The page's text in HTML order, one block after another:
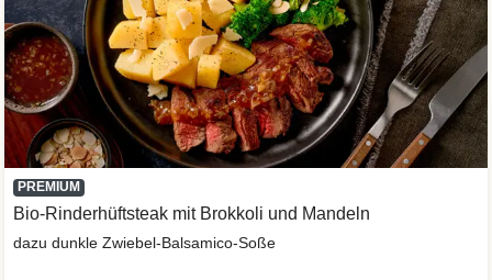
PREMIUM
Bio-Rinderhüftsteak mit Brokkoli und Mandeln
dazu dunkle Zwiebel-Balsamico-Soße